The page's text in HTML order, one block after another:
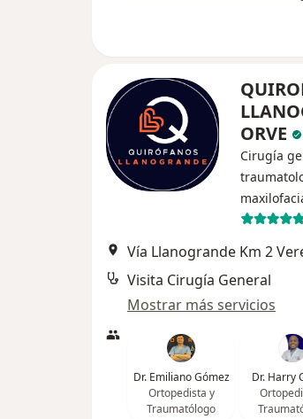
ORVE
Cirugía
Visita Cirugía General
Mostrar más servicios
Dr. Emiliano Gómez
Ortopedista y
Traumatólogo
Dr. Harry